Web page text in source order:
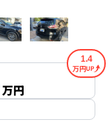
1/18
万円
1.4
万円